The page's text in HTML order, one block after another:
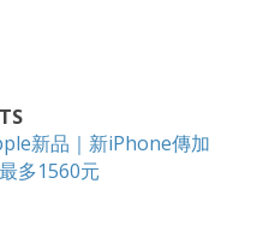
新品｜新iPhone傳加
多1560元